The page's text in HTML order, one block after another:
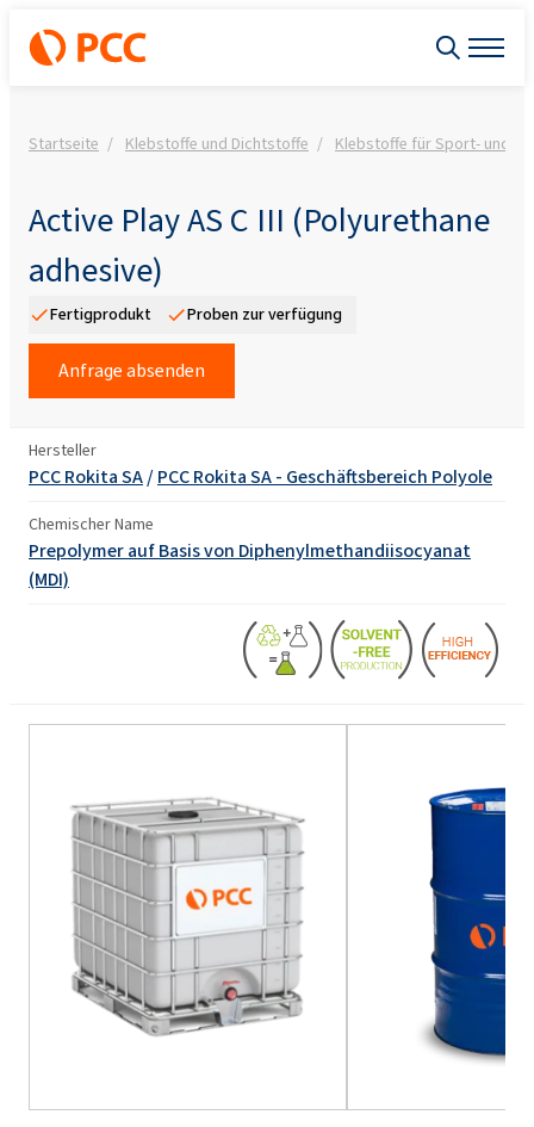
Startseite Klebstoffe und Dichtstoffe Klebstoffe für Sport- und
Active Play AS C III (Polyurethane
adhesive)
Fertigprodukt Proben zur verfügung
Anfrage absenden
Hersteller
PCC Rokita SA/PCC Rokita SA - Geschäftsbereich Polyole
Chemischer Name
Prepolymer auf Basis von Diphenylmethandiisocyanat
(MDI)